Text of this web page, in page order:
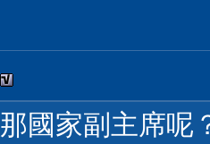
那國家副主席呢